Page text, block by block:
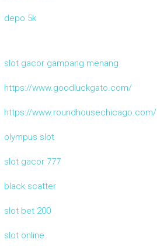
depo 5k
slot gacor gampang menang
https://www.goodluckgato.com/
https://www.roundhousechicago.com/
olympus slot
slot gacor 777
black scatter
slot bet 200
slot online